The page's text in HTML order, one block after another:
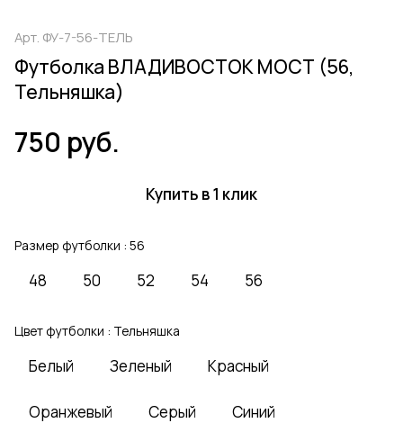
Арт. ФУ-7-56-ТЕЛЬ
Футболка ВЛАДИВОСТОК МОСТ (56,
Тельняшка)
750 руб.
Купить в 1 клик
Размер футболки : 56
48 50 52 54 56
Цвет футболки : Тельняшка
Белый Зеленый Красный
Оранжевый Серый Синий